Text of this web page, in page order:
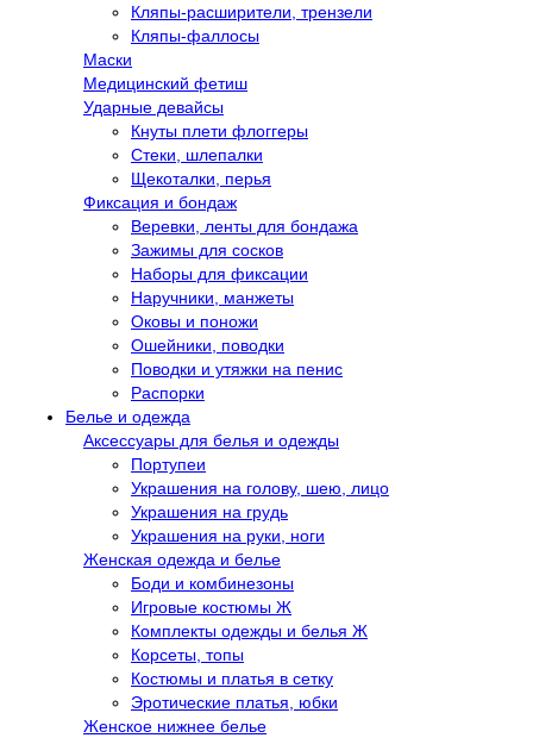
Кляпы-расширители, трензели
Кляпы-фаллосы
Маски
Медицинский фетиш
Ударные девайсы
Кнуты плети флоггеры
Стеки, шлепалки
Щекоталки, перья
Фиксация и бондаж
Веревки, ленты для бондажа
Зажимы для сосков
Наборы для фиксации
Наручники, манжеты
Оковы и поножи
Ошейники, поводки
Поводки и утяжки на пенис
Распорки
Белье и одежда
Аксессуары для белья и одежды
Портупеи
Украшения на голову, шею, лицо
Украшения на грудь
Украшения на руки, ноги
Женская одежда и белье
Боди и комбинезоны
Игровые костюмы Ж
Комплекты одежды и белья Ж
Корсеты, топы
Костюмы и платья в сетку
Эротические платья, юбки
Женское нижнее белье